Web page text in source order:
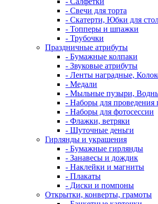
- Свечи для торта
- Скатерти, Юбки для
- Топперы и шпажки
- Трубочки
Праздничные атрибуты
- Бумажные колпаки
- Звуковые атрибуты
- Ленты наградные,
- Медали
- Мыльные пузыри,
- Наборы для проведения
- Наборы для фотосессии
- Флажки, ветряки
- Шуточные деньги
Гирлянды и украшения
- Бумажные гирлянды
- Занавесы и дождик
- Наклейки и магниты
- Плакаты
- Диски и помпоны
Открытки, конверты, грамоты